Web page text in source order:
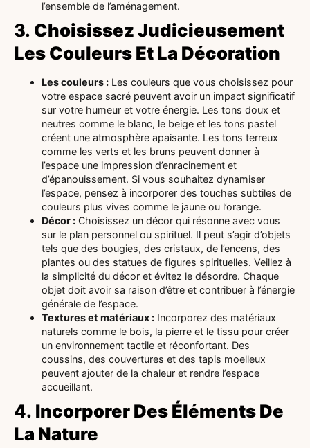
l’ensemble de l’aménagement.
3. Choisissez Judicieusement
Les Couleurs Et La Décoration
Les couleurs : Les couleurs que vous choisissez pour
votre espace sacré peuvent avoir un impact significatif
sur votre humeur et votre énergie. Les tons doux et
neutres comme le blanc, le beige et les tons pastel
créent une atmosphère apaisante. Les tons terreux
comme les verts et les bruns peuvent donner à
l’espace une impression d’enracinement et
d’épanouissement. Si vous souhaitez dynamiser
l’espace, pensez à incorporer des touches subtiles de
couleurs plus vives comme le jaune ou l’orange.
Décor : Choisissez un décor qui résonne avec vous
sur le plan personnel ou spirituel. Il peut s’agir d’objets
tels que des bougies, des cristaux, de l’encens, des
plantes ou des statues de figures spirituelles. Veillez à
la simplicité du décor et évitez le désordre. Chaque
objet doit avoir sa raison d’être et contribuer à l’énergie
générale de l’espace.
Textures et matériaux : Incorporez des matériaux
naturels comme le bois, la pierre et le tissu pour créer
un environnement tactile et réconfortant. Des
coussins, des couvertures et des tapis moelleux
peuvent ajouter de la chaleur et rendre l’espace
accueillant.
4. Incorporer Des Éléments De
La Nature